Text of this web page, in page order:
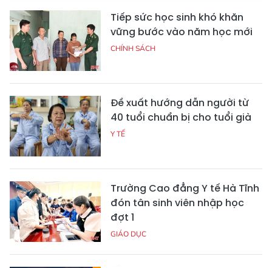
Tiếp sức học sinh khó khăn
vững bước vào năm học mới
CHÍNH SÁCH
Đề xuất hướng dẫn người từ
40 tuổi chuẩn bị cho tuổi già
Y TẾ
Trường Cao đẳng Y tế Hà Tĩnh
đón tân sinh viên nhập học
đợt 1
GIÁO DỤC